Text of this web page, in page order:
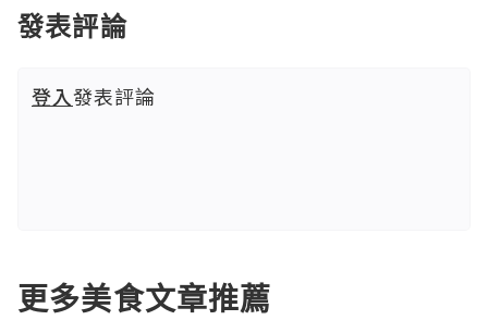
發表評論
登入發表評論
更多美食文章推薦